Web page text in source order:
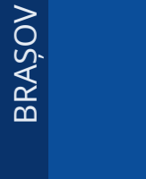
BRAȘOV